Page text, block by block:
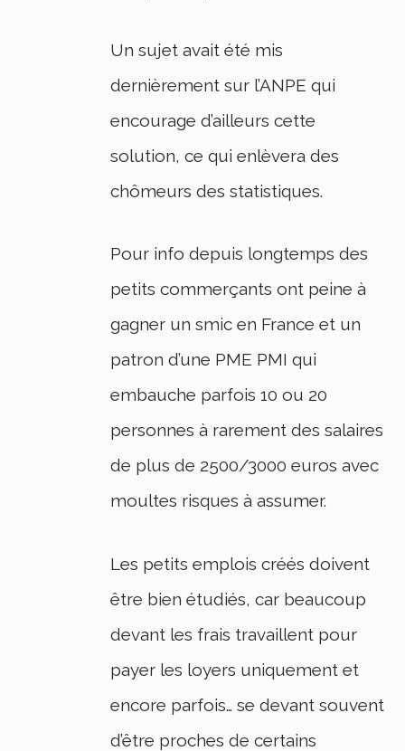
Un sujet avait été mis
dernièrement sur l’ANPE qui
encourage d’ailleurs cette
solution, ce qui enlèvera des
chômeurs des statistiques.
Pour info depuis longtemps des
petits commerçants ont peine à
gagner un smic en France et un
patron d’une PME PMI qui
embauche parfois 10 ou 20
personnes à rarement des salaires
de plus de 2500/3000 euros avec
moultes risques à assumer.
Les petits emplois créés doivent
être bien étudiés, car beaucoup
devant les frais travaillent pour
payer les loyers uniquement et
encore parfois… se devant souvent
d’être proches de certains